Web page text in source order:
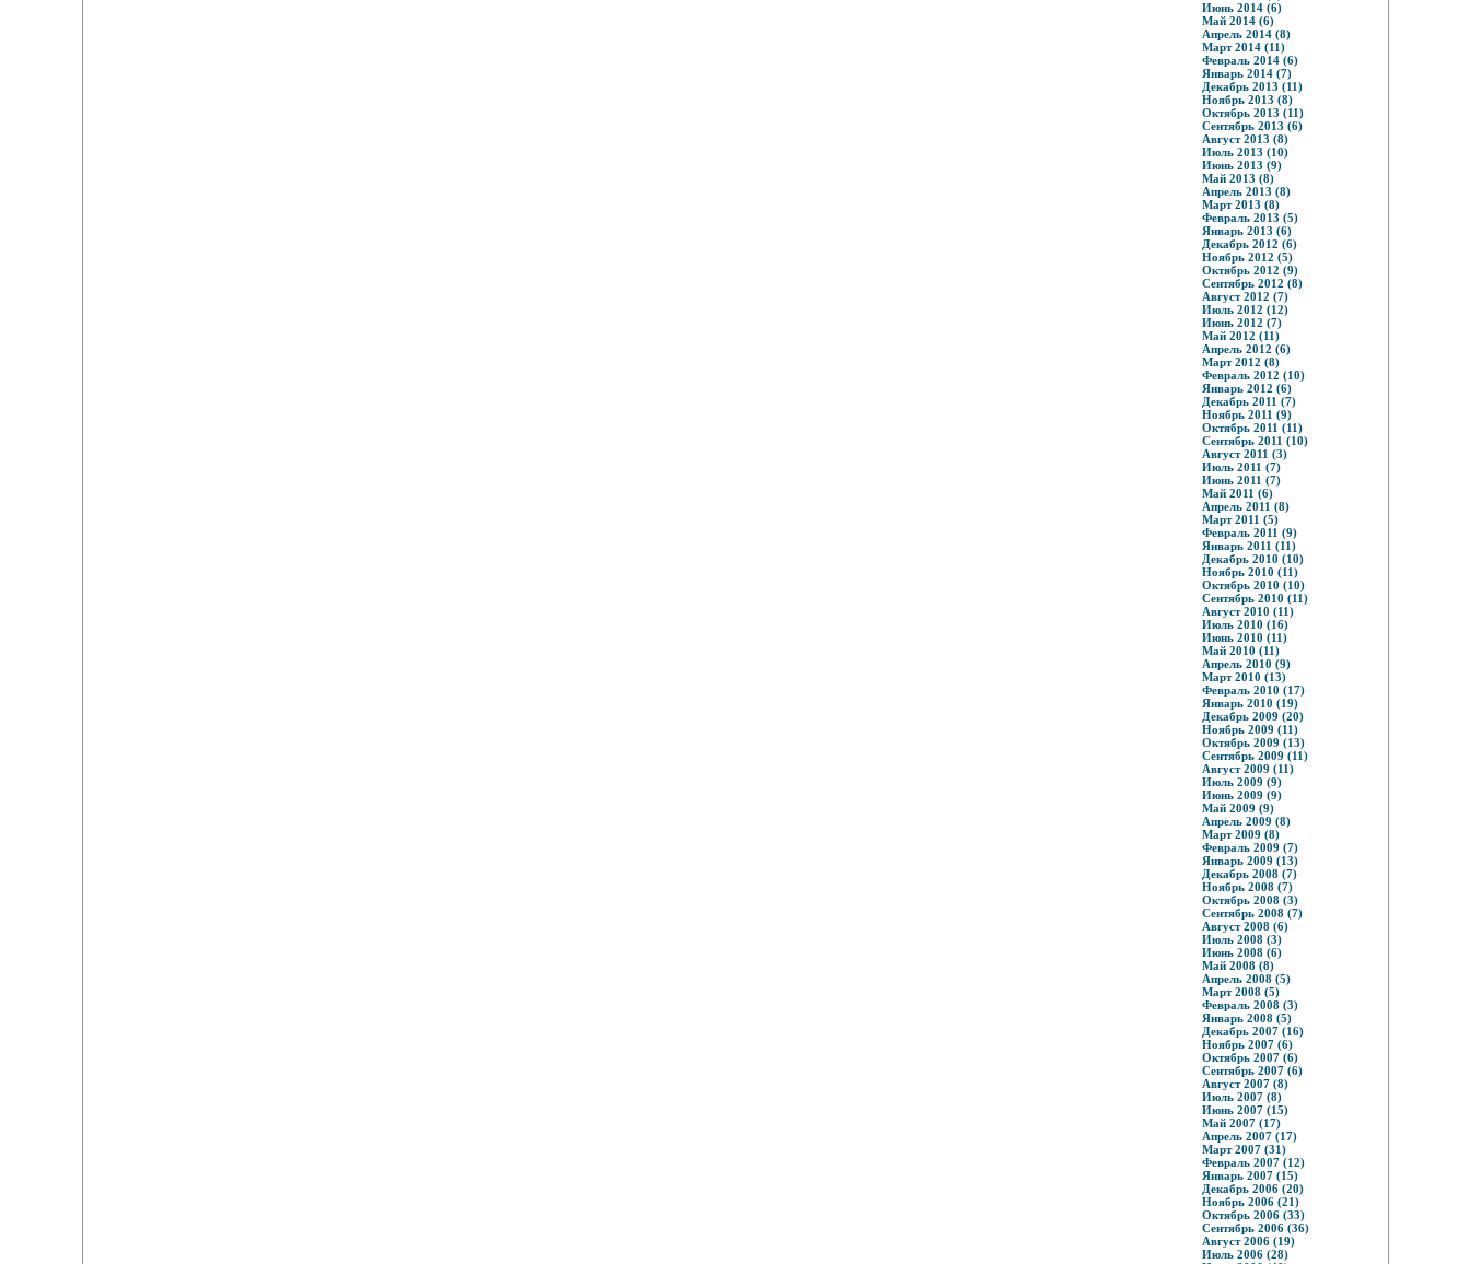
Июнь 2014 (6)
Май 2014 (6)
Апрель 2014 (8)
Март 2014 (11)
Февраль 2014 (6)
Январь 2014 (7)
Декабрь 2013 (11)
Ноябрь 2013 (8)
Октябрь 2013 (11)
Сентябрь 2013 (6)
Август 2013 (8)
Июль 2013 (10)
Июнь 2013 (9)
Май 2013 (8)
Апрель 2013 (8)
Март 2013 (8)
Февраль 2013 (5)
Январь 2013 (6)
Декабрь 2012 (6)
Ноябрь 2012 (5)
Октябрь 2012 (9)
Сентябрь 2012 (8)
Август 2012 (7)
Июль 2012 (12)
Июнь 2012 (7)
Май 2012 (11)
Апрель 2012 (6)
Март 2012 (8)
Февраль 2012 (10)
Январь 2012 (6)
Декабрь 2011 (7)
Ноябрь 2011 (9)
Октябрь 2011 (11)
Сентябрь 2011 (10)
Август 2011 (3)
Июль 2011 (7)
Июнь 2011 (7)
Май 2011 (6)
Апрель 2011 (8)
Март 2011 (5)
Февраль 2011 (9)
Январь 2011 (11)
Декабрь 2010 (10)
Ноябрь 2010 (11)
Октябрь 2010 (10)
Сентябрь 2010 (11)
Август 2010 (11)
Июль 2010 (16)
Июнь 2010 (11)
Май 2010 (11)
Апрель 2010 (9)
Март 2010 (13)
Февраль 2010 (17)
Январь 2010 (19)
Декабрь 2009 (20)
Ноябрь 2009 (11)
Октябрь 2009 (13)
Сентябрь 2009 (11)
Август 2009 (11)
Июль 2009 (9)
Июнь 2009 (9)
Май 2009 (9)
Апрель 2009 (8)
Март 2009 (8)
Февраль 2009 (7)
Январь 2009 (13)
Декабрь 2008 (7)
Ноябрь 2008 (7)
Октябрь 2008 (3)
Сентябрь 2008 (7)
Август 2008 (6)
Июль 2008 (3)
Июнь 2008 (6)
Май 2008 (8)
Апрель 2008 (5)
Март 2008 (5)
Февраль 2008 (3)
Январь 2008 (5)
Декабрь 2007 (16)
Ноябрь 2007 (6)
Октябрь 2007 (6)
Сентябрь 2007 (6)
Август 2007 (8)
Июль 2007 (8)
Июнь 2007 (15)
Май 2007 (17)
Апрель 2007 (17)
Март 2007 (31)
Февраль 2007 (12)
Январь 2007 (15)
Декабрь 2006 (20)
Ноябрь 2006 (21)
Октябрь 2006 (33)
Сентябрь 2006 (36)
Август 2006 (19)
Июль 2006 (28)